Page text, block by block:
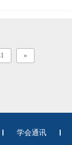
»
学会通讯